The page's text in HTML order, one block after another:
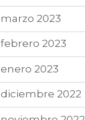
marzo 2023
febrero 2023
enero 2023
diciembre 2022